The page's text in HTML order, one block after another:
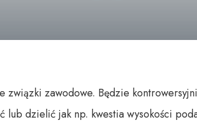
związki zawodowe. Będzie
lub dzielić jak np. kwestia wysokości